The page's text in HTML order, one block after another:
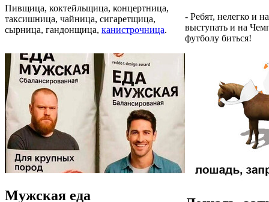
Пивщица, коктейльщица, концертница,
таксишница, чайница, сигаретщица,
сырница, гандонщица, канистрочница.
- Ребят, нелегко и
выступать и на
футболу биться!
Мужская еда